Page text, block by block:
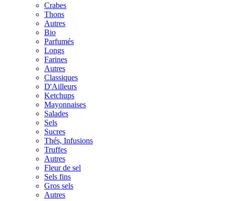
Crabes
Thons
Autres
Bio
Parfumés
Longs
Farines
Autres
Classiques
D'Ailleurs
Ketchups
Mayonnaises
Salades
Sels
Sucres
Thés, Infusions
Truffes
Autres
Fleur de sel
Sels fins
Gros sels
Autres